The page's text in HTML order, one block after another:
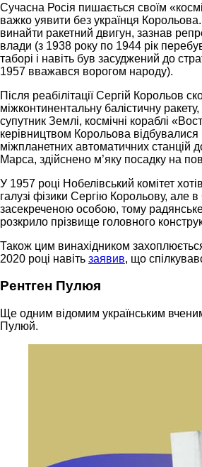
Сучасна Росія пишається своїм
важко уявити без українця
винайти ракетний двигун, зазнав
влади (з 1938 року по 1944 рік
таборі і навіть був засуджений до
1957 вважався ворогом народу).
Після реабілітації Сергій Корольов
міжконтинентальну балістичну
супутник Землі, космічні кораблі
керівництвом Корольова відбувалися
міжпланетних автоматичних станцій
Марса, здійснено м’яку посадку на
У 1957 році Нобелівський комітет
галузі фізики Сергію Корольову, але
засекреченою особою, тому
розкрило прізвище головного
Також цим винахідником
2020 році навіть заявив, що
Рентген Пулюя
Ще одним відомим українським
Пулюй.